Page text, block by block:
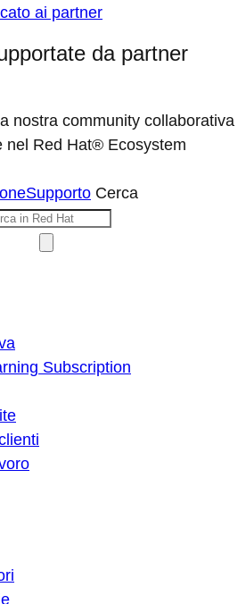
ai partner
da partner
nostra community collaborativa
nel Red Hat® Ecosystem
Supporto Cerca
Subscription